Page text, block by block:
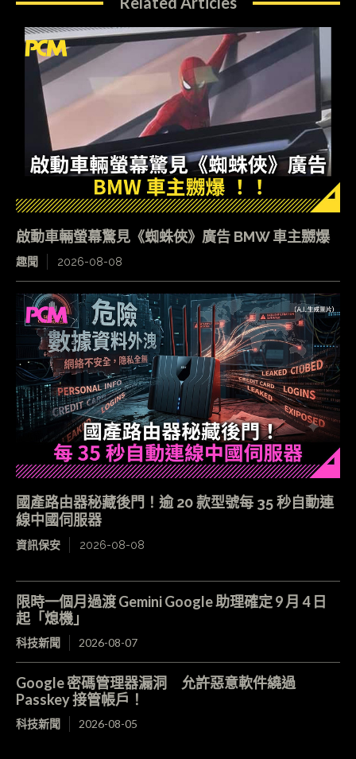
啟動車輛螢幕驚見《蜘蛛俠》廣告 BMW 車主嬲爆
趣聞 2026-08-08
國產路由器秘藏後門！逾 20 款型號每 35 秒自動連
線中國伺服器
資訊保安 2026-08-08
限時一個月過渡 Gemini Google 助理確定 9 月 4 日
起「熄機」
科技新聞 2026-08-07
Google 密碼管理器漏洞 允許惡意軟件繞過
Passkey 接管帳戶！
科技新聞 2026-08-05